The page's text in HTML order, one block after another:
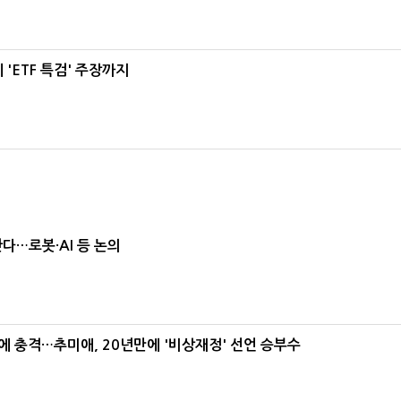
'ETF 특검' 주장까지
…로봇·AI 등 논의
충격…추미애, 20년만에 '비상재정' 선언 승부수